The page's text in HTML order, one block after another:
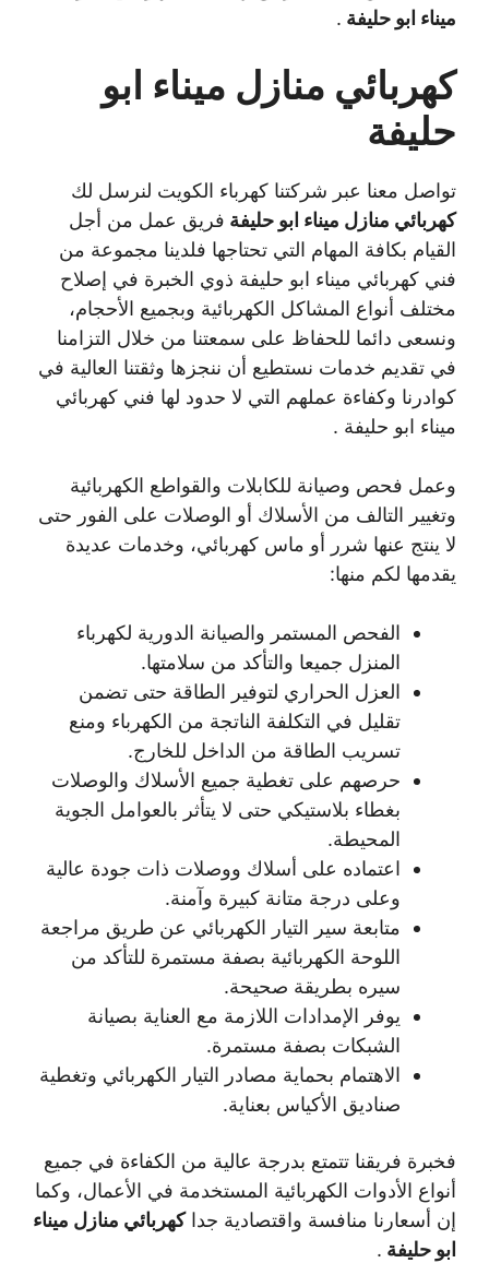
ميناء ابو حليفة .
كهربائي منازل ميناء ابو
حليفة
تواصل معنا عبر شركتنا كهرباء الكويت لنرسل لك
كهربائي منازل ميناء ابو حليفة فريق عمل من أجل
القيام بكافة المهام التي تحتاجها فلدينا مجموعة من
فني كهربائي ميناء ابو حليفة ذوي الخبرة في إصلاح
مختلف أنواع المشاكل الكهربائية وبجميع الأحجام،
ونسعى دائما للحفاظ على سمعتنا من خلال التزامنا
في تقديم خدمات نستطيع أن ننجزها وثقتنا العالية في
كوادرنا وكفاءة عملهم التي لا حدود لها فني كهربائي
ميناء ابو حليفة .
وعمل فحص وصيانة للكابلات والقواطع الكهربائية
وتغيير التالف من الأسلاك أو الوصلات على الفور حتى
لا ينتج عنها شرر أو ماس كهربائي، وخدمات عديدة
يقدمها لكم منها:
الفحص المستمر والصيانة الدورية لكهرباء
المنزل جميعا والتأكد من سلامتها.
العزل الحراري لتوفير الطاقة حتى تضمن
تقليل في التكلفة الناتجة من الكهرباء ومنع
تسريب الطاقة من الداخل للخارج.
حرصهم على تغطية جميع الأسلاك والوصلات
بغطاء بلاستيكي حتى لا يتأثر بالعوامل الجوية
المحيطة.
اعتماده على أسلاك ووصلات ذات جودة عالية
وعلى درجة متانة كبيرة وآمنة.
متابعة سير التيار الكهربائي عن طريق مراجعة
اللوحة الكهربائية بصفة مستمرة للتأكد من
سيره بطريقة صحيحة.
يوفر الإمدادات اللازمة مع العناية بصيانة
الشبكات بصفة مستمرة.
الاهتمام بحماية مصادر التيار الكهربائي وتغطية
صناديق الأكياس بعناية.
فخبرة فريقنا تتمتع بدرجة عالية من الكفاءة في جميع
أنواع الأدوات الكهربائية المستخدمة في الأعمال، وكما
إن أسعارنا منافسة واقتصادية جداكهربائي منازل ميناء
ابو حليفة .